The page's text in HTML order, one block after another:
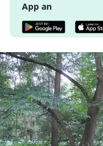
App an